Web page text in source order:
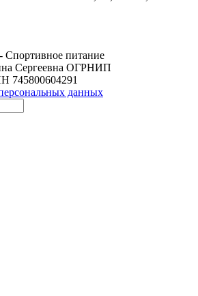
Спортивное питание
Сергеевна ОГРНИП
745800604291
данных